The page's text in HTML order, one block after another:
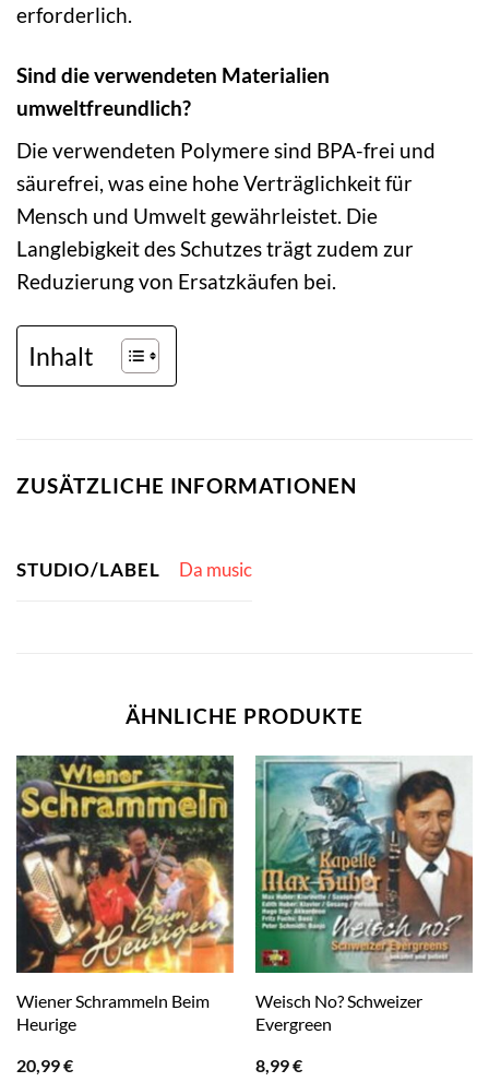
erforderlich.
Sind die verwendeten Materialien
umweltfreundlich?
Die verwendeten Polymere sind BPA-frei und
säurefrei, was eine hohe Verträglichkeit für
Mensch und Umwelt gewährleistet. Die
Langlebigkeit des Schutzes trägt zudem zur
Reduzierung von Ersatzkäufen bei.
Inhalt
ZUSÄTZLICHE INFORMATIONEN
STUDIO/LABEL Da music
ÄHNLICHE PRODUKTE
Wiener Schrammeln Beim
Heurige
20,99€
Weisch No? Schweizer
Evergreen
8,99€